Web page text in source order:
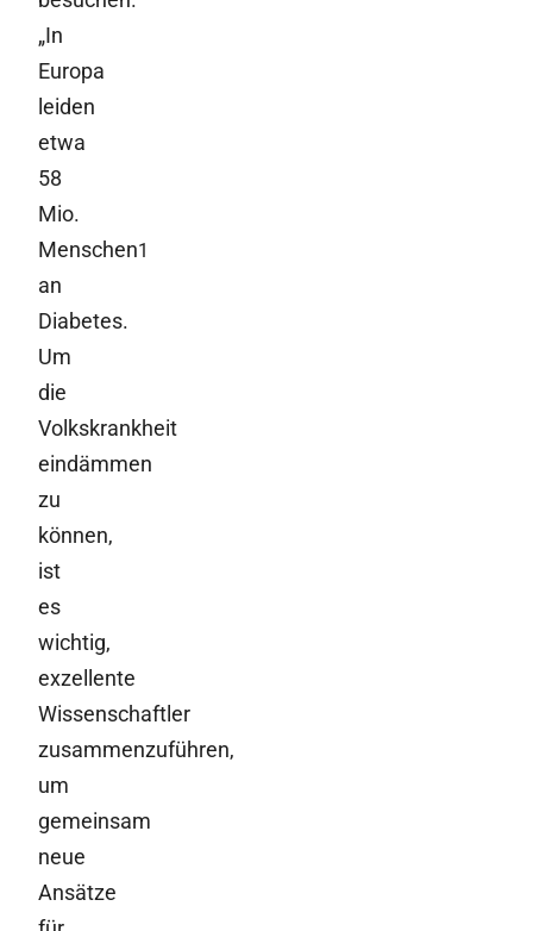
„In
Europa
leiden
etwa
58
Mio.
Menschen1
an
Diabetes.
Um
die
Volkskrankheit
eindämmen
zu
können,
ist
es
wichtig,
exzellente
Wissenschaftler
zusammenzuführen,
um
gemeinsam
neue
Ansätze